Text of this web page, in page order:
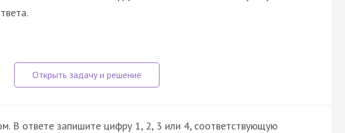
В ответе запишите цифру 1, 2, 3 или 4, соответствующую